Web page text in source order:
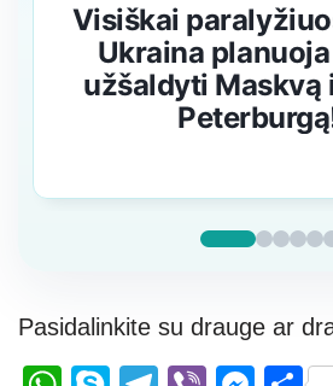
Visiškai
Ukraina
užšaldyti Maskvą
Pasidalinkite su drauge ar